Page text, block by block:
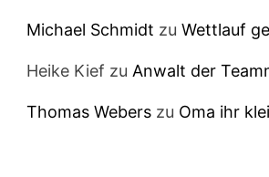
Michael Schmidt zuWettlauf
Heike Kief zuAnwalt der
Thomas Webers zu Oma ihr